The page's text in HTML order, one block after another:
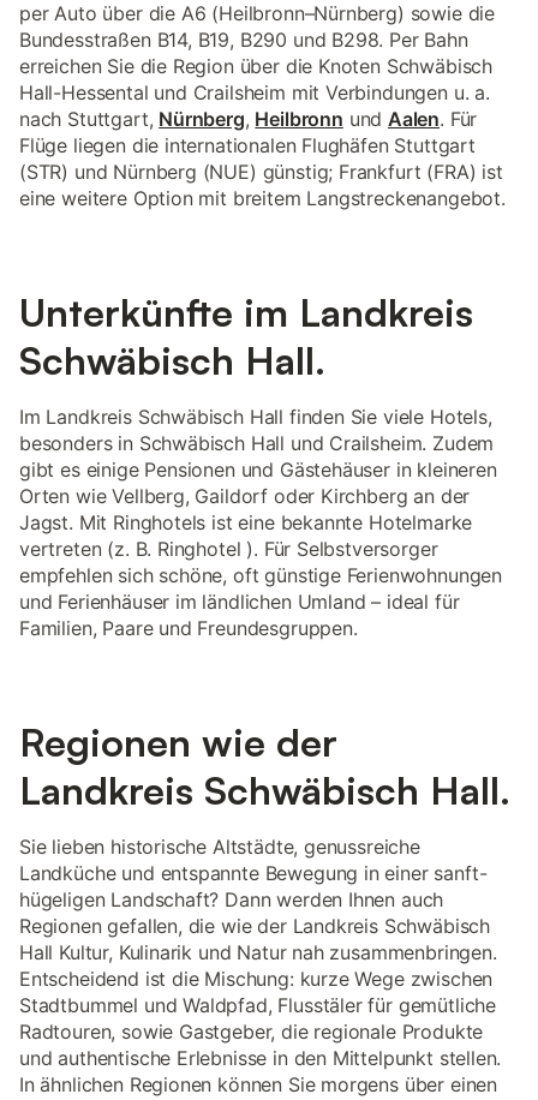
per Auto über die A6 (Heilbronn–Nürnberg) sowie die
Bundesstraßen B14, B19, B290 und B298. Per Bahn
erreichen Sie die Region über die Knoten Schwäbisch
Hall-Hessental und Crailsheim mit Verbindungen u. a.
nach Stuttgart, Nürnberg, Heilbronn und Aalen. Für
Flüge liegen die internationalen Flughäfen Stuttgart
(STR) und Nürnberg (NUE) günstig; Frankfurt (FRA) ist
eine weitere Option mit breitem Langstreckenangebot.
Unterkünfte im Landkreis
Schwäbisch Hall.
Im Landkreis Schwäbisch Hall finden Sie viele Hotels,
besonders in Schwäbisch Hall und Crailsheim. Zudem
gibt es einige Pensionen und Gästehäuser in kleineren
Orten wie Vellberg, Gaildorf oder Kirchberg an der
Jagst. Mit Ringhotels ist eine bekannte Hotelmarke
vertreten (z. B. Ringhotel ). Für Selbstversorger
empfehlen sich schöne, oft günstige Ferienwohnungen
und Ferienhäuser im ländlichen Umland – ideal für
Familien, Paare und Freundesgruppen.
Regionen wie der
Landkreis Schwäbisch Hall.
Sie lieben historische Altstädte, genussreiche
Landküche und entspannte Bewegung in einer sanft-
hügeligen Landschaft? Dann werden Ihnen auch
Regionen gefallen, die wie der Landkreis Schwäbisch
Hall Kultur, Kulinarik und Natur nah zusammenbringen.
Entscheidend ist die Mischung: kurze Wege zwischen
Stadtbummel und Waldpfad, Flusstäler für gemütliche
Radtouren, sowie Gastgeber, die regionale Produkte
und authentische Erlebnisse in den Mittelpunkt stellen.
In ähnlichen Regionen können Sie morgens über einen